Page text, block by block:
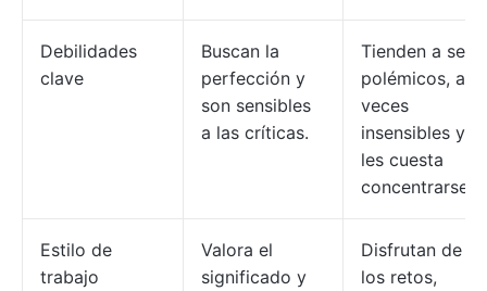
Debilidades
clave
Buscan la
perfección y
son sensibles
a las críticas.
Tienden a ser
polémicos, a
veces
insensibles y
les cuesta
concentrarse.
Estilo de
trabajo
Valora el
significado y
Disfrutan de
los retos,